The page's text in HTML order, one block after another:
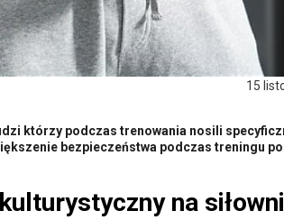
15
którzy podczas trenowania nosili
bezpieczeństwa podczas treningu
na